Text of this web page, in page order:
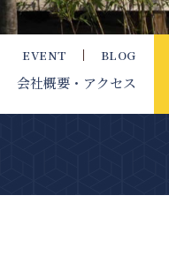
会社概要 ・アクセス
EVENT BLOG